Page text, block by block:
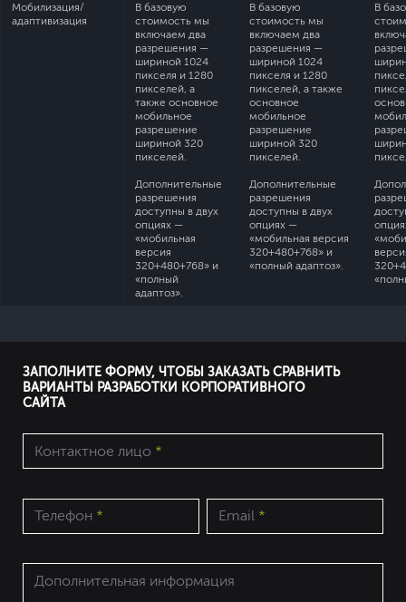
Мобилизация/
адаптивизация
В базовую
стоимость мы
включаем два
разрешения —
шириной 1024
пикселя и 1280
пикселей, а
также основное
мобильное
разрешение
шириной 320
пикселей.
Дополнительные
разрешения
доступны в двух
опциях —
«мобильная
версия
320+480+768» и
«полный
адаптоз».
В базовую
стоимость мы
включаем два
разрешения —
шириной 1024
пикселя и 1280
пикселей, а также
основное
мобильное
разрешение
шириной 320
пикселей.
Дополнительные
разрешения
доступны в двух
опциях —
«мобильная версия
320+480+768» и
«полный адаптоз».
В
ЗАПОЛНИТЕ ФОРМУ, ЧТОБЫ ЗАКАЗАТЬ СРАВНИТЬ
ВАРИАНТЫ РАЗРАБОТКИ КОРПОРАТИВНОГО
САЙТА
Контактное лицо *
Телефон * Email *
Дополнительная информация